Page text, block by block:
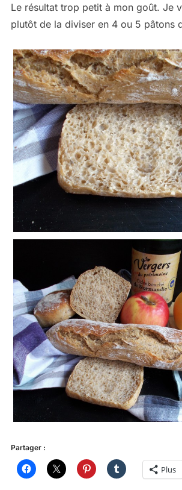
Le résultat trop petit à mon goût. Je
plutôt de la diviser en 4 ou 5 pâtons
Partager :
Plus